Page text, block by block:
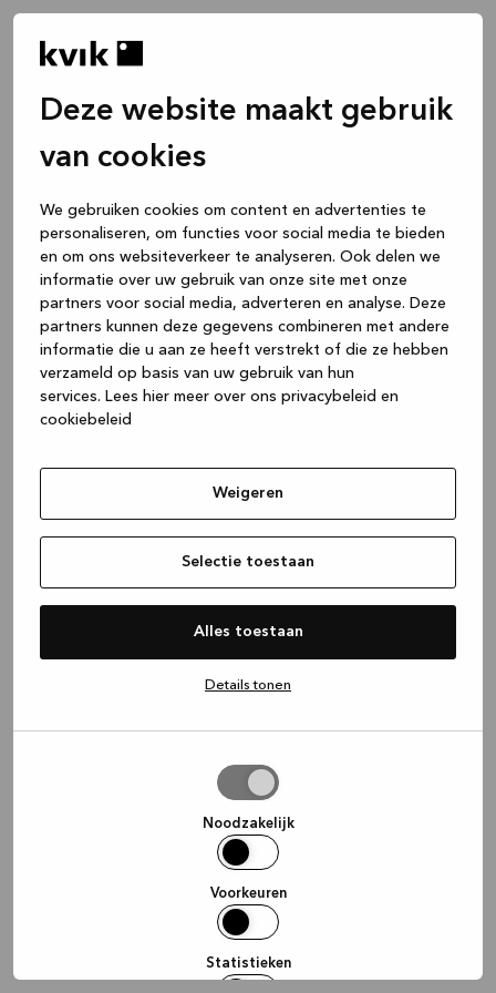
Deze website maakt gebruik
van cookies
We gebruiken cookies om content en advertenties te
personaliseren, om functies voor social media te bieden
en om ons websiteverkeer te analyseren. Ook delen we
informatie over uw gebruik van onze site met onze
partners voor social media, adverteren en analyse. Deze
partners kunnen deze gegevens combineren met andere
informatie die u aan ze heeft verstrekt of die ze hebben
verzameld op basis van uw gebruik van hun
services. Lees hier meer over ons privacybeleid en
cookiebeleid
Weigeren
Selectie toestaan
Alles toestaan
Details tonen
Noodzakelijk
Voorkeuren
Statistieken
(see the browser console for more
information).